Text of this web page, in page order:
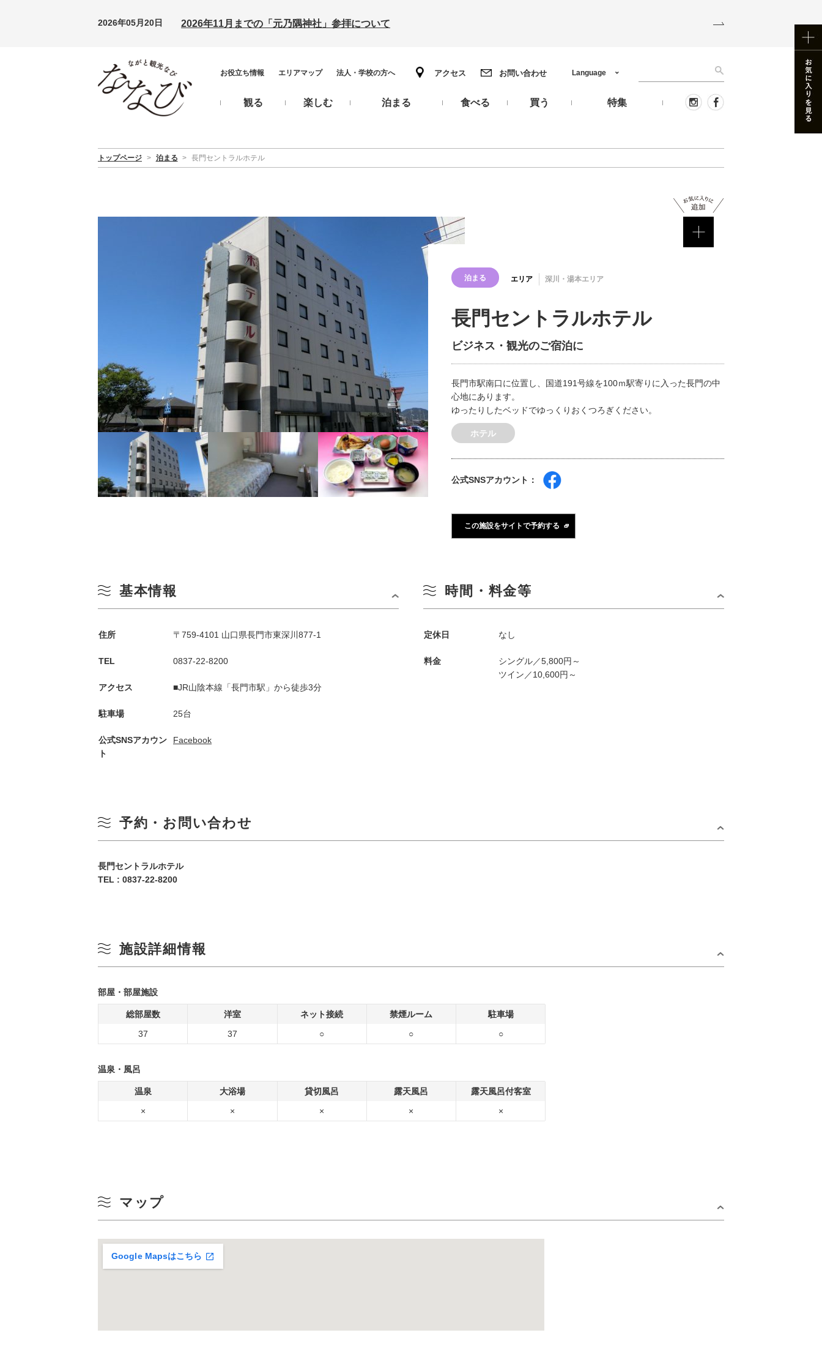
2026年05月20日 2026年11月までの「元乃隅神社」参拝について
お役立ち情報 エリアマップ 法人・学校の方へ アクセス お問い合わせ
観る 楽しむ 泊まる 食べる 買う 特集
Language
トップページ > 泊まる > 長門セントラルホテル
泊まる エリア 深川・湯本エリア
長門セントラルホテル
ビジネス・観光のご宿泊に
長門市駅南口に位置し、国道191号線を100ｍ駅寄りに入った長門の中
心地にあります。
ゆったりしたベッドでゆっくりおくつろぎください。
ホテル
公式SNSアカウント：
この施設をサイトで予約する
基本情報
住所 〒759-4101 山口県長門市東深川877-1
TEL 0837-22-8200
アクセス ■JR山陰本線「長門市駅」から徒歩3分
駐車場 25台
公式SNSアカウン
ト
Facebook
時間・料金等
定休日 なし
料金
シングル／5,800円～
ツイン／10,600円～
予約・お問い合わせ
長門セントラルホテル
TEL : 0837-22-8200
施設詳細情報
部屋・部屋施設
総部屋数
37
洋室
37
ネット接続
○
禁煙ルーム
○
駐車場
○
温泉・風呂
温泉
×
大浴場
×
貸切風呂
×
露天風呂
×
露天風呂付客室
×
マップ
Google Mapsはこちら